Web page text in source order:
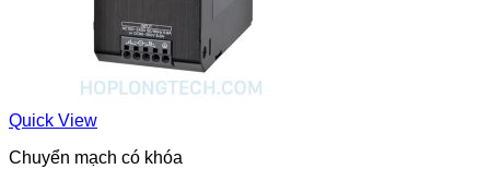
Quick View
Chuyển mạch có khóa